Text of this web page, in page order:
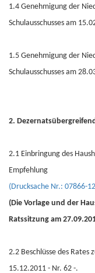
1.4 Genehmigung der
Schulausschusses am
1.5 Genehmigung der
Schulausschusses am
2.
2.1 Einbringung des
Empfehlung
(Drucksache Nr.: 07866-
(Die Vorlage und der
Ratssitzung am
2.2 Beschlüsse des Rates
15.12.2011 - Nr. 62 -.